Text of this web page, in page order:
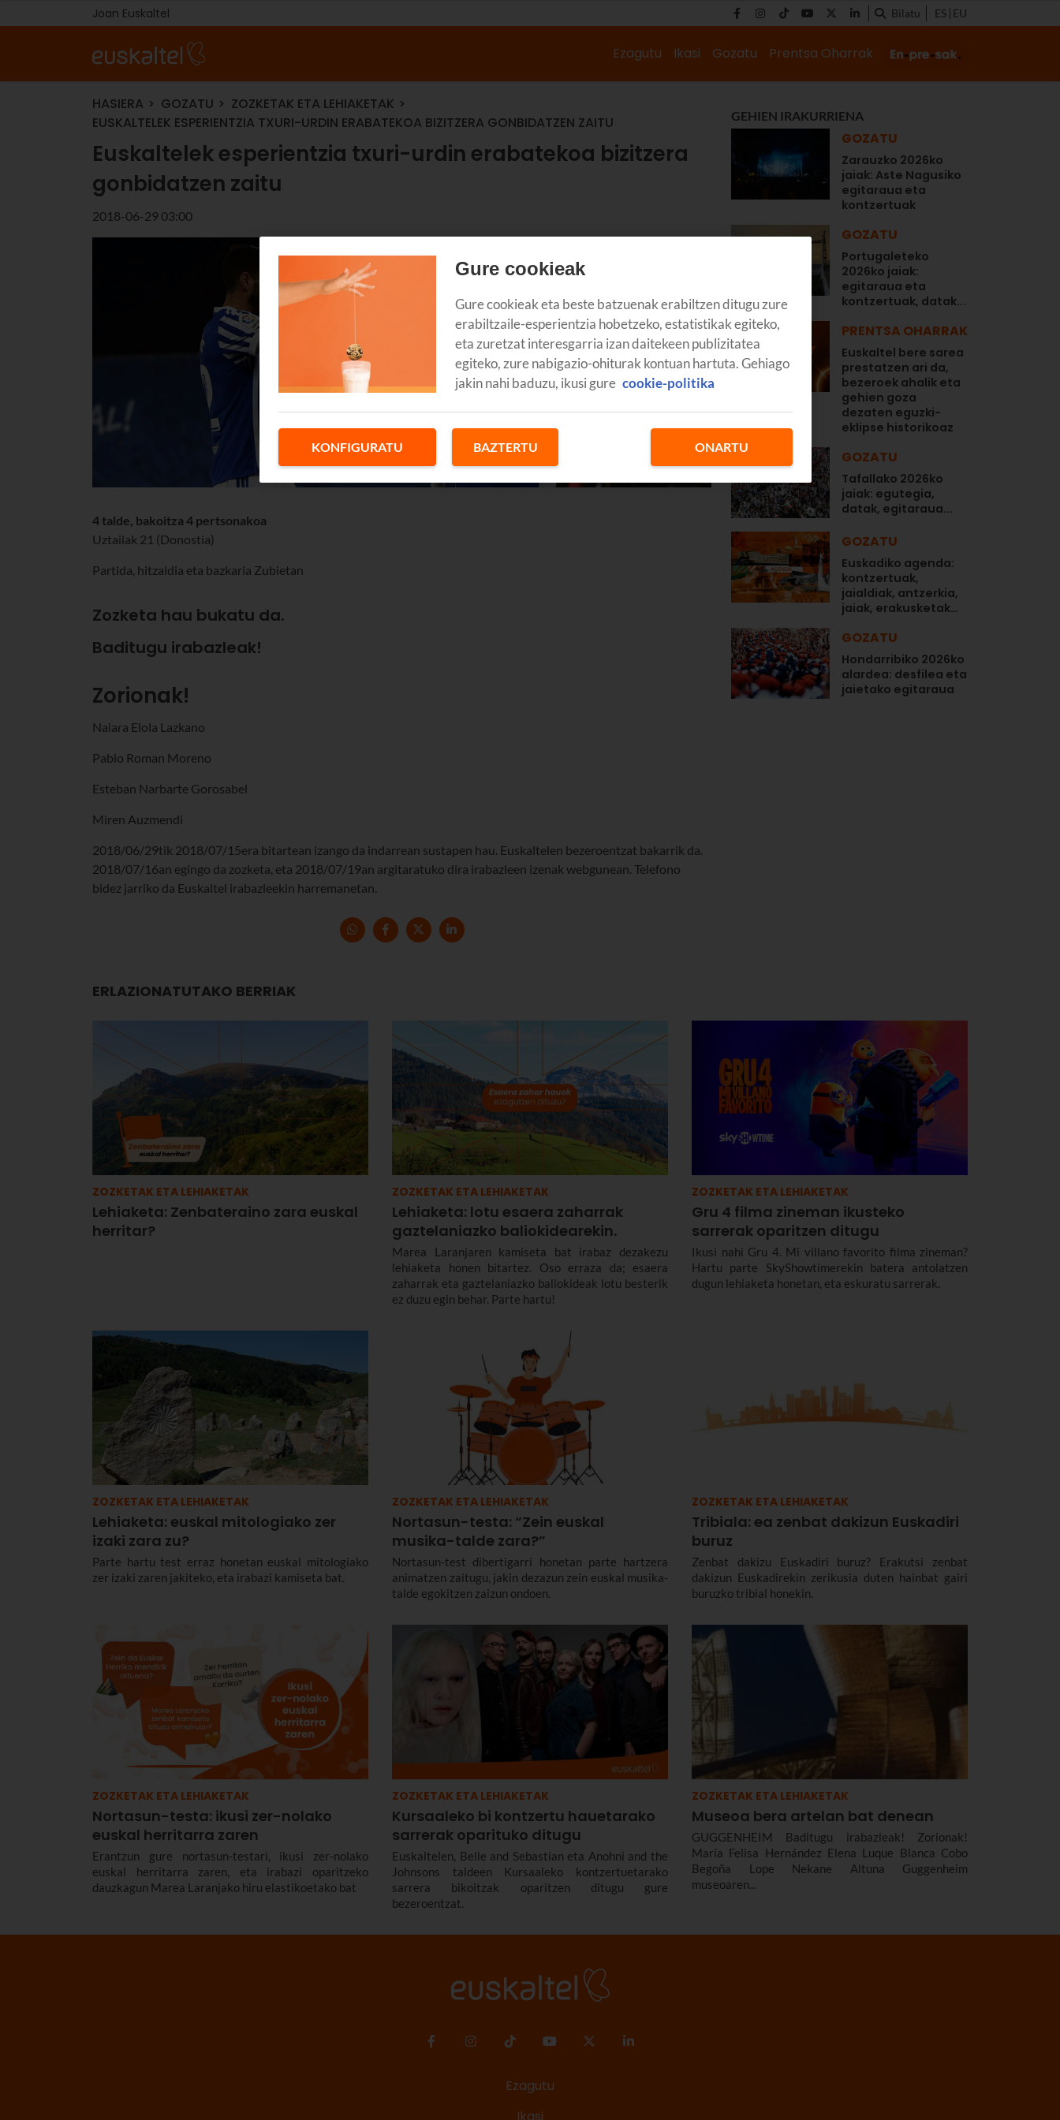
Joan Euskaltel Bilatu ES EU
Ezagutu Ikasi Gozatu Prentsa Oharrak
HASIERA GOZATU
ZOZKETAK ETA LEHIAKETAK
EUSKALTELEK ESPERIENTZIA TXURI-URDIN ERABATEKOA BIZITZERA GONBIDATZEN ZAITU
Euskaltelek esperientzia txuri-urdin erabatekoa bizitzera
gonbidatzen zaitu
2018-06-29 03:00
4 talde, bakoitza 4 pertsonakoa
Uztailak 21 (Donostia)
Partida, hitzaldia eta bazkaria Zubietan
Zozketa hau bukatu da.
Baditugu irabazleak!
Zorionak!
Naiara Elola Lazkano
Pablo Roman Moreno
Esteban Narbarte Gorosabel
Miren Auzmendi
2018/06/29tik 2018/07/15era bitartean izango da indarrean sustapen hau. Euskaltelen bezeroentzat bakarrik da.
2018/07/16an egingo da zozketa, eta 2018/07/19an argitaratuko dira irabazleen izenak webgunean. Telefono
bidez jarriko da Euskaltel irabazleekin harremanetan.
GEHIEN IRAKURRIENA
GOZATU
Zarauzko 2026ko
jaiak: Aste Nagusiko
egitaraua eta
kontzertuak
GOZATU
Portugaleteko
2026ko jaiak:
egitaraua eta
kontzertuak, datak...
PRENTSA OHARRAK
Euskaltel bere sarea
prestatzen ari da,
bezeroek ahalik eta
gehien goza
dezaten eguzki-
eklipse historikoaz
GOZATU
Tafallako 2026ko
jaiak: egutegia,
datak, egitaraua...
GOZATU
Euskadiko agenda:
kontzertuak,
jaialdiak, antzerkia,
jaiak, erakusketak…
GOZATU
Hondarribiko 2026ko
alardea: desfilea eta
jaietako egitaraua
ERLAZIONATUTAKO BERRIAK
ZOZKETAK ETA LEHIAKETAK
Lehiaketa: Zenbateraino zara euskal
herritar?
ZOZKETAK ETA LEHIAKETAK
Lehiaketa: lotu esaera zaharrak
gaztelaniazko baliokidearekin.
Marea Laranjaren kamiseta bat irabaz dezakezu
lehiaketa honen bitartez. Oso erraza da; esaera
zaharrak eta gaztelaniazko baliokideak lotu besterik
ez duzu egin behar. Parte hartu!
ZOZKETAK ETA LEHIAKETAK
Gru 4 filma zineman ikusteko
sarrerak oparitzen ditugu
Ikusi nahi Gru 4. Mi villano favorito filma zineman?
Hartu parte SkyShowtimerekin batera antolatzen
dugun lehiaketa honetan, eta eskuratu sarrerak.
ZOZKETAK ETA LEHIAKETAK
Lehiaketa: euskal mitologiako zer
izaki zara zu?
Parte hartu test erraz honetan euskal mitologiako
zer izaki zaren jakiteko, eta irabazi kamiseta bat.
ZOZKETAK ETA LEHIAKETAK
Nortasun-testa: “Zein euskal
musika-talde zara?”
Nortasun-test dibertigarri honetan parte hartzera
animatzen zaitugu, jakin dezazun zein euskal musika-
talde egokitzen zaizun ondoen.
ZOZKETAK ETA LEHIAKETAK
Tribiala: ea zenbat dakizun Euskadiri
buruz
Zenbat dakizu Euskadiri buruz? Erakutsi zenbat
dakizun Euskadirekin zerikusia duten hainbat gairi
buruzko tribial honekin.
ZOZKETAK ETA LEHIAKETAK
Nortasun-testa: ikusi zer-nolako
euskal herritarra zaren
Erantzun gure nortasun-testari, ikusi zer-nolako
euskal herritarra zaren, eta irabazi oparitzeko
dauzkagun Marea Laranjako hiru elastikoetako bat
ZOZKETAK ETA LEHIAKETAK
Kursaaleko bi kontzertu hauetarako
sarrerak oparituko ditugu
Euskaltelen, Belle and Sebastian eta Anohni and the
Johnsons taldeen Kursaaleko kontzertuetarako
sarrera bikoitzak oparitzen ditugu gure
bezeroentzat.
ZOZKETAK ETA LEHIAKETAK
Museoa bera artelan bat denean
GUGGENHEIM Baditugu irabazleak! Zorionak!
María Felisa Hernández Elena Luque Blanca Cobo
Begoña Lope Nekane Altuna Guggenheim
museoaren...
Ezagutu
Ikasi
Gure cookieak
Gure cookieak eta beste batzuenak erabiltzen ditugu zure
erabiltzaile-esperientzia hobetzeko, estatistikak egiteko,
eta zuretzat interesgarria izan daitekeen publizitatea
egiteko, zure nabigazio-ohiturak kontuan hartuta. Gehiago
jakin nahi baduzu, ikusi gure cookie-politika
KONFIGURATU BAZTERTU ONARTU